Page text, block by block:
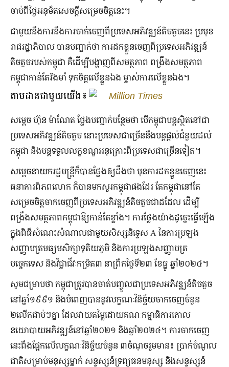
ចាប់​ពីថ្ងៃ​អនុម័ត​សេច​ក្តី​សម្រេច​ចិត្ត​នេះ​។
ជាមួយនឹងការនឹងការចាក់ចេញពីប្រទេសអភិវឌ្ឍន៍តិចតួចនេះ ប្រមុខ
រាជរដ្ឋាភិបាល បានបញ្ជាក់ថា ការដកខ្លួនចេញពីប្រទេសអភិវឌ្ឍន៍
តិចតួចរបស់កម្ពុជា គឺដើម្បីបង្ហាញពីសមត្ថភាព ពង្រឹងសមត្ថភាព
កម្ពុជាកាន់តែរឹងមាំ ទុកចិត្តលើខ្លួនឯង ម្ចាស់ការលើខ្លួនឯង។
តាមដានជាមួយយើង៖ Million Times
សម្ដេច ហ៊ុន ម៉ាណែត ថ្លែងបញ្ជាក់បន្ថែមថា បើកម្ពុជាបន្តស្ថិតនៅជា
ប្រទេសអភិវឌ្ឍន៍តិចតួច នោះប្រទេសជាច្រើននឹងបន្តផ្ដល់ជំនួយដល់
កម្ពុជា និងបន្តទទួលលក្ខខណ្ឌអនុគ្រោះពីប្រទេសជាច្រើនទៀត។
សម្ដេចនាយករដ្ឋមន្រ្តីក៏បានថ្លែងឲ្យដឹងថា មុនការដកខ្លួនចេញនេះ
ធនាគារពិភពលោក ក៏បានមកសួរកម្ពុជាផងដែរ តែកម្ពុជានៅតែ
សម្រេចចិត្តចាកចេញពីប្រទេសអភិវឌ្ឍន៍តិចតួចជាដដែល ដើម្បី
ពង្រឹងសមត្ថភាពកម្ពុជាឱ្យកាន់តែខ្លាំង។ ការថ្លែងយ៉ាងដូច្នេះធ្វើឡើង
ក្នុងពិធីសំណេះសំណាលជាមួយសិស្សនិទ្ទេស A នៃការប្រឡង
សញ្ញាបត្រមធ្យមសិក្សាទុតិយភូមិ និងការប្រឡងសញ្ញាបត្រ
បច្ចេកទេស និងវិជ្ចាជីវៈកម្រិត៣ នាព្រឹកថ្ងៃទី២៣ ខែធ្នូ ឆ្នាំ២០២៤។
សូមជម្រាបថា កម្ពុជាត្រូវបានចាត់បញ្ចូលជាប្រទេសអភិវឌ្ឍន៍តិចតួច
នៅឆ្នាំ១៩៩១ និងបំពេញបាននូវលក្ខណៈវិនិច្ឆ័យចាកចេញចំនួន
២លើកជាប់ៗគ្នា ដែលវាយតម្លៃដោយគណៈកម្មាធិការគោល
នយោបាយអភិវឌ្ឍន៍នៅឆ្នាំ២០២១ និងឆ្នាំ២០២៤។ ការចាកចេញ
នេះពឹងផ្អែកលើលក្ខណៈវិនិច្ឆ័យចំនួន ៣ចំណុចរួមមាន៖ ប្រាក់ចំណូល
ជាតិសម្រាប់មនុស្សម្នាក់ សន្ទស្សន៍ទ្រព្យធនមនុស្ស និងសន្ទស្សន៍